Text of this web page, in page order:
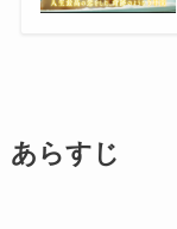
あらすじ